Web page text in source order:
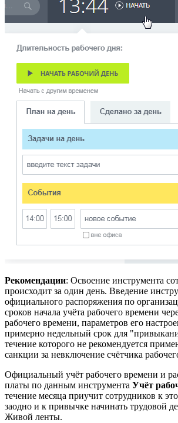
Рекомендации: Освоение инструмента
происходит за один день. Введение
официального распоряжения по
сроков начала учёта рабочего времени
рабочего времени, параметров его
примерно недельный срок для
течение которого не рекомендуется
санкции за невключение счётчика
Официальный учёт рабочего времени и
платы по данным инструмента Учёт
течение месяца приучит сотрудников к
заодно и к привычке начинать трудовой
Живой ленты.